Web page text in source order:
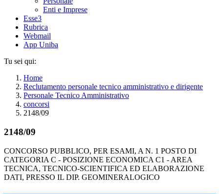
Enti e Imprese
Esse3
Rubrica
Webmail
App Uniba
Tu sei qui:
Home
Reclutamento personale tecnico amministrativo e dirigente
Personale Tecnico Amministrativo
concorsi
2148/09
2148/09
CONCORSO PUBBLICO, PER ESAMI, A N. 1 POSTO DI
CATEGORIA C - POSIZIONE ECONOMICA C1 - AREA
TECNICA, TECNICO-SCIENTIFICA ED ELABORAZIONE
DATI, PRESSO IL DIP. GEOMINERALOGICO